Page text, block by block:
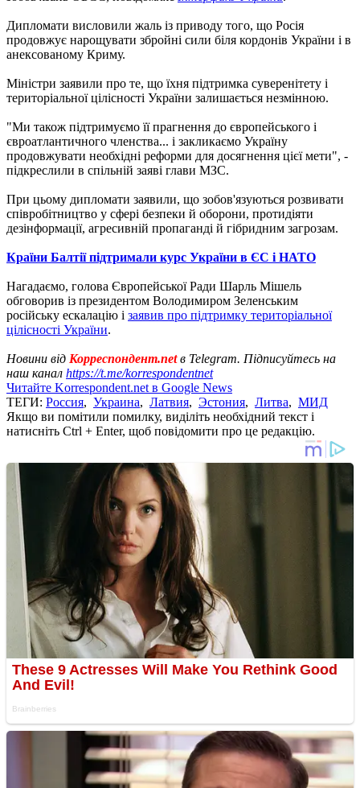
Дипломати висловили жаль із приводу того, що Росія
продовжує нарощувати збройні сили біля кордонів України і в
анексованому Криму.
Міністри заявили про те, що їхня підтримка суверенітету і
територіальної цілісності України залишається незмінною.
"Ми також підтримуємо її прагнення до європейського і
євроатлантичного членства... і закликаємо Україну
продовжувати необхідні реформи для досягнення цієї мети", -
підкреслили в спільній заяві глави МЗС.
При цьому дипломати заявили, що зобов'язуються розвивати
співробітництво у сфері безпеки й оборони, протидіяти
дезінформації, агресивній пропаганді й гібридним загрозам.
Країни Балтії підтримали курс України в ЄС і НАТО
Нагадаємо, голова Європейської Ради Шарль Мішель
обговорив із президентом Володимиром Зеленським
російську ескалацію і заявив про підтримку територіальної
цілісності України.
Новини від Корреспондент.netв Telegram. Підписуйтесь на
наш канал https://t.me/korrespondentnet
Читайте Korrespondent.net в Google News
ТЕГИ: Россия, Украина, Латвия, Эстония, Литва, МИД
Якщо ви помітили помилку, виділіть необхідний текст і
натисніть Ctrl + Enter, щоб повідомити про це редакцію.